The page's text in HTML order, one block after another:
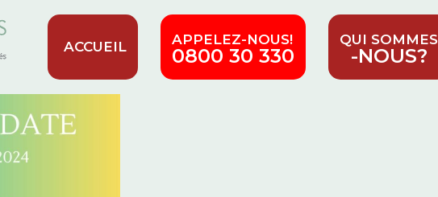
ACCUEIL APPELEZ-NOUS!
0800 30 330
QUI SOMMES
-NOUS?